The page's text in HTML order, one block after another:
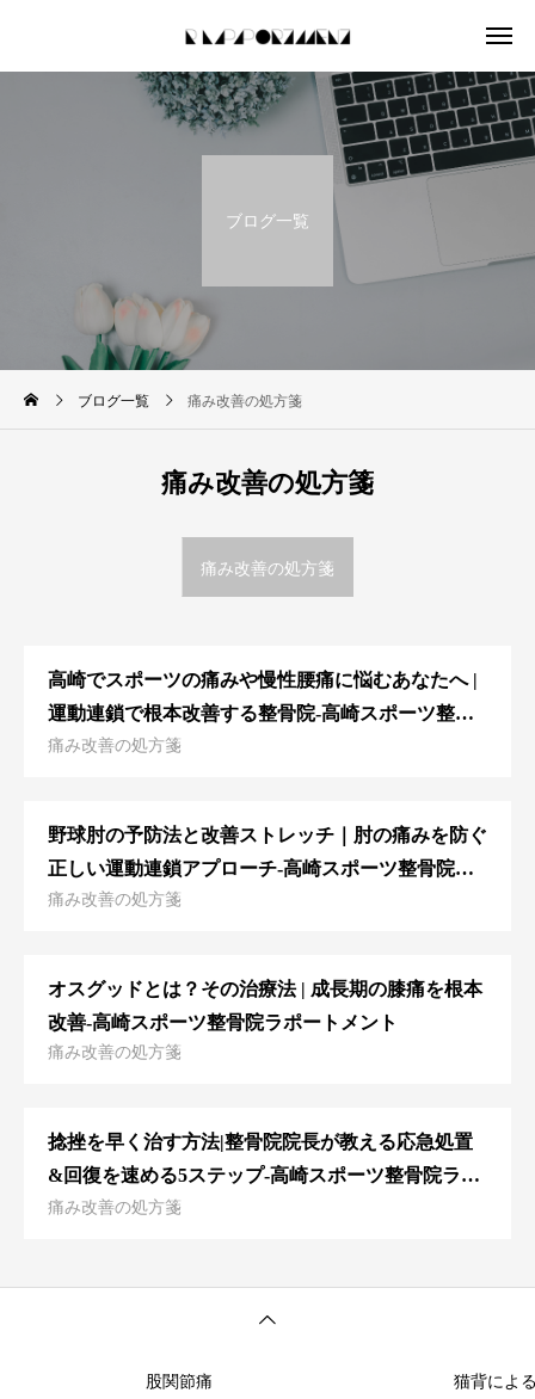
ブログ一覧
ブログ一覧 痛み改善の処方箋
痛み改善の処方箋
痛み改善の処方箋
高崎でスポーツの痛みや慢性腰痛に悩むあなたへ |
運動連鎖で根本改善する整骨院‐高崎スポーツ整骨
院ラポートメント
痛み改善の処方箋
野球肘の予防法と改善ストレッチ｜肘の痛みを防ぐ
正しい運動連鎖アプローチ‐高崎スポーツ整骨院ラ
ポートメント
痛み改善の処方箋
オスグッドとは？その治療法 | 成長期の膝痛を根本
改善‐高崎スポーツ整骨院ラポートメント
痛み改善の処方箋
捻挫を早く治す方法|整骨院院長が教える応急処置
&回復を速める5ステップ‐高崎スポーツ整骨院ラポ
ートメント
痛み改善の処方箋
股関節痛 猫背によ